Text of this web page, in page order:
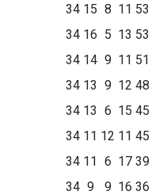
34 15 8 11 53
34 16 5 13 53
34 14 9 11 51
34 13 9 12 48
34 13 6 15 45
34 11 12 11 45
34 11 6 17 39
34 9 9 16 36